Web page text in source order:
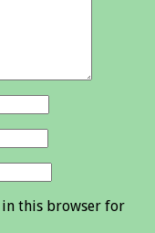
in this browser for